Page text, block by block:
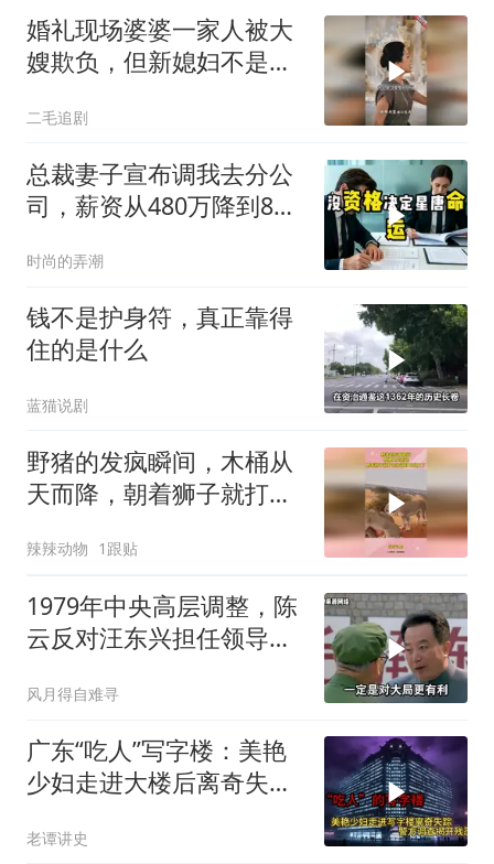
婚礼现场婆婆一家人被大
嫂欺负，但新媳妇不是好
二毛追剧
总裁妻子宣布调我去分公
司，薪资从480万降到8
时尚的弄潮
钱不是护身符，真正靠得
住的是什么
蓝猫说剧
野猪的发疯瞬间，木桶从
天而降，朝着狮子就打去
辣辣动物 1跟贴
1979年中央高层调整，陈
云反对汪东兴担任领导职
风月得自难寻
广东“吃人”写字楼：美艳
少妇走进大楼后离奇失
相
老谭讲史